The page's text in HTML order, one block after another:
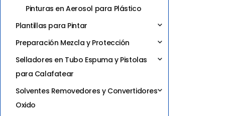
Pinturas en Aerosol para Plástico
Plantillas para Pintar
Preparación Mezcla y Protección
Selladores en Tubo Espuma y Pistolas
para Calafatear
Solventes Removedores y Convertidores
Oxido